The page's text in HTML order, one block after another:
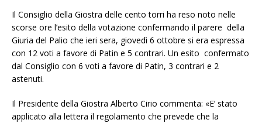
Il Consiglio della Giostra delle cento torri ha reso noto nelle
scorse ore l’esito della votazione confermando il parere della
Giuria del Palio che ieri sera, giovedì 6 ottobre si era espressa
con 12 voti a favore di Patin e 5 contrari. Un esito confermato
dal Consiglio con 6 voti a favore di Patin, 3 contrari e 2
astenuti.
Il Presidente della Giostra Alberto Cirio commenta: «E’ stato
applicato alla lettera il regolamento che prevede che la